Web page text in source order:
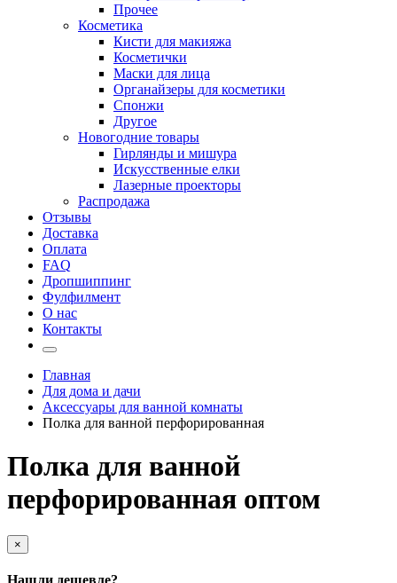
Прочее
Косметика
Кисти для макияжа
Косметички
Маски для лица
Органайзеры для косметики
Спонжи
Другое
Новогодние товары
Гирлянды и мишура
Искусственные елки
Лазерные проекторы
Распродажа
Отзывы
Доставка
Оплата
FAQ
Дропшиппинг
Фулфилмент
О нас
Контакты
Главная
Для дома и дачи
Аксессуары для ванной комнаты
Полка для ванной перфорированная
Полка для ванной
перфорированная оптом
×